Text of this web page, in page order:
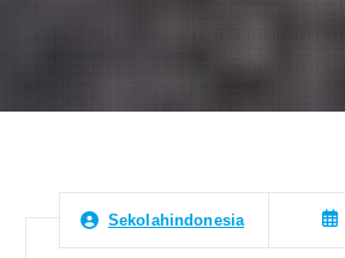
Sekolahindonesia